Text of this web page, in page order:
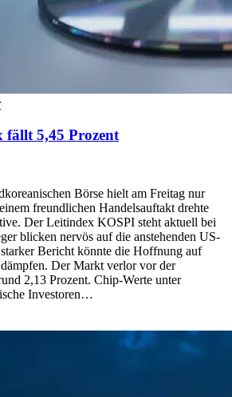
5,45 Prozent
Börse hielt am Freitag nur
freundlichen Handelsauftakt drehte
Der Leitindex KOSPI steht aktuell bei
blicken nervös auf die anstehenden US-
Bericht könnte die Hoffnung auf
Der Markt verlor vor der
2,13 Prozent. Chip-Werte unter
Investoren…